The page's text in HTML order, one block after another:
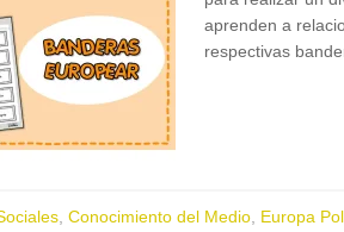
aprenden a
respectivas
Conocimiento del Medio Europa